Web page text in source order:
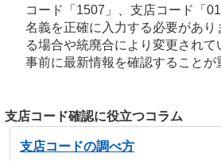
コード「1507」、支店コード「
名義を正確に入力する必要があり
る場合や統廃合により変更されて
事前に最新情報を確認することが
支店コード確認に役立つコラム
支店コードの調べ方